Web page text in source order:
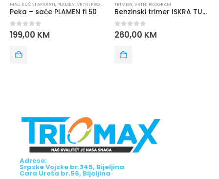
MALI KUĆNI APARATI, PLAMEN,VRTNI PROGRAM
Peka – saće PLAMEN fi 50
0out of 5
199,00 KM
TRIMERI,VRTNI PROGRAM
Benzinski trimer ISKRA TU520SEU
0 out of 5
260,00 KM
Adrese:
Srpske Vojske br.345, Bijeljina
Cara Uroša br.56, Bijeljina